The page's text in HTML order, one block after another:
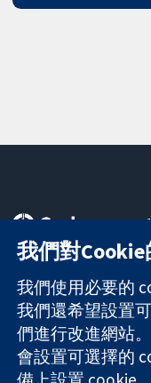
可信任實證
知情決定
更完善的健康照
護
我們對
我們使用必要的
我們還希望設置
們進行改進網站
會設置可選擇的